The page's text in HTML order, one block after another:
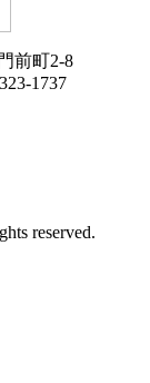
前町2-8
1737
reserved.